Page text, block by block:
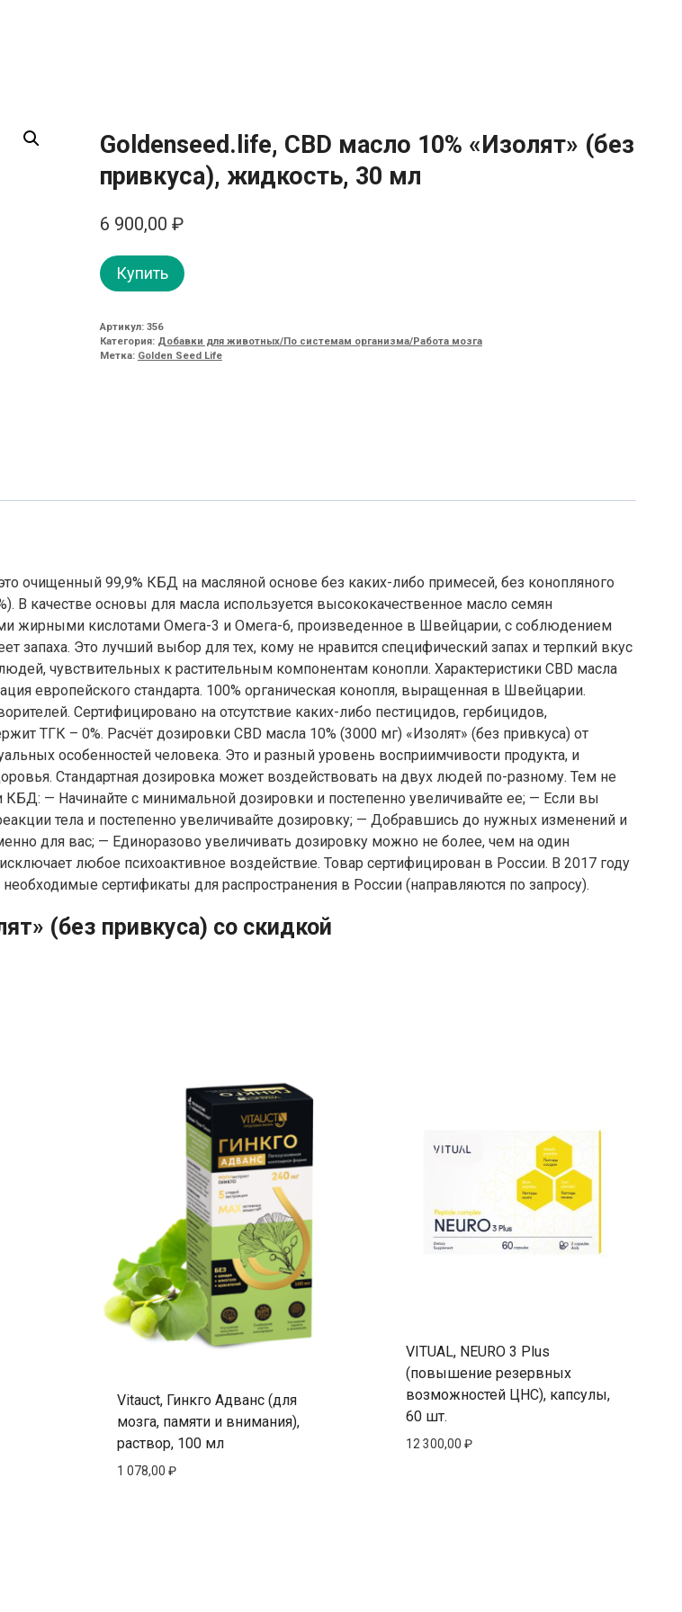
Goldenseed.life, CBD масло 10% «Изолят» (без
привкуса), жидкость, 30 мл
6 900,00 ₽
Купить
Артикул: 356
Категория: Добавки для животных/По системам организма/Работа мозга
Метка: Golden Seed Life
очищенный 99,9% КБД на масляной основе без каких-либо примесей, без конопляного
В качестве основы для масла используется высококачественное масло семян
жирными кислотами Омега-3 и Омега-6, произведенное в Швейцарии, с соблюдением
запаха. Это лучший выбор для тех, кому не нравится специфический запах и терпкий вкус
чувствительных к растительным компонентам конопли. Характеристики CBD масла
европейского стандарта. 100% органическая конопля, выращенная в Швейцарии.
Сертифицировано на отсутствие каких-либо пестицидов, гербицидов,
ТГК – 0%. Расчёт дозировки CBD масла 10% (3000 мг) «Изолят» (без привкуса) от
особенностей человека. Это и разный уровень восприимчивости продукта, и
Стандартная дозировка может воздействовать на двух людей по-разному. Тем не
— Начинайте с минимальной дозировки и постепенно увеличивайте ее; — Если вы
тела и постепенно увеличивайте дозировку; — Добравшись до нужных изменений и
для вас; — Единоразово увеличивать дозировку можно не более, чем на один
любое психоактивное воздействие. Товар сертифицирован в России. В 2017 году
сертификаты для распространения в России (направляются по запросу).
(без привкуса) со скидкой
Vitauct, Гинкго Адванс (для
мозга, памяти и внимания),
раствор, 100 мл
1 078,00 ₽
VITUAL, NEURO 3 Plus
(повышение резервных
возможностей ЦНС), капсулы,
60 шт.
12 300,00 ₽